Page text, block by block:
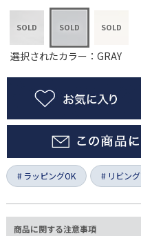
選択されたカラー：GRAY
ラッピングOK リビング
商品に関する注意事項